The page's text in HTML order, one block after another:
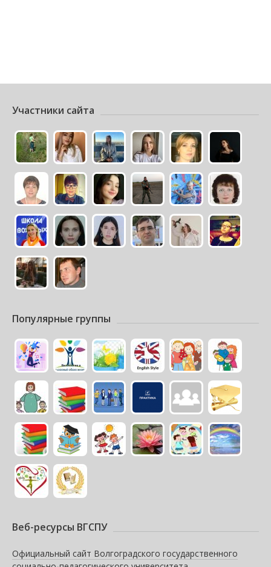
Участники сайта
Популярные группы
Веб-ресурсы ВГСПУ
Официальный сайт Волгоградского государственного